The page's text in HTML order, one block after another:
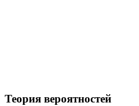
Теория вероятностей